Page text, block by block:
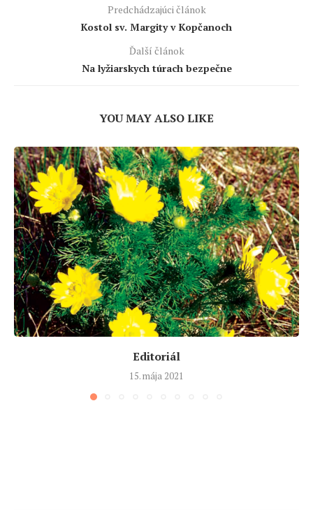
Predchádzajúci článok
Kostol sv. Margity v Kopčanoch
Ďalší článok
Na lyžiarskych túrach bezpečne
YOU MAY ALSO LIKE
Editoriál
15. mája 2021